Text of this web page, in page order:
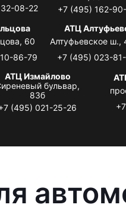
08-22
+7 (495) 162-
60
86-79
АТЦ
Алтуфьевское ш.,
+7 (495) 023-
АТЦ Измайлово
бульвар,
83б
(495) 021-25-26